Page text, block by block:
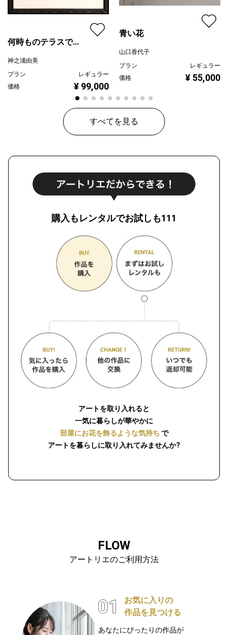
何時ものテラスで...
神之浦由美
プラン
レギュラー
価格
¥ 99,000
青い花
山口香代子
プラン
レギュラー
価格
¥ 55,000
すべてを見る
購入もレンタルでお試しも111
アートを取り入れると
一気に暮らしが華やかに
部屋にお花を飾るような気持ち で
アートを暮らしに取り入れてみませんか?
FLOW
アートリエのご利用方法
お気に入りの
作品を見つける
あなたにぴったりの作品が